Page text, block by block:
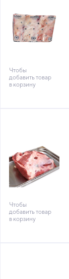
Чтобы
добавить товар
в корзину
Чтобы
добавить товар
в корзину